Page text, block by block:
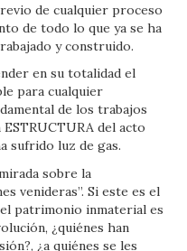
de cualquier proceso
de todo lo que ya se ha
y construido.
en su totalidad el
para cualquier
de los trabajos
del acto
sufrido luz de gas.
sobre la
venideras”. Si este es el
patrimonio inmaterial es
¿quiénes han
¿a quiénes se les